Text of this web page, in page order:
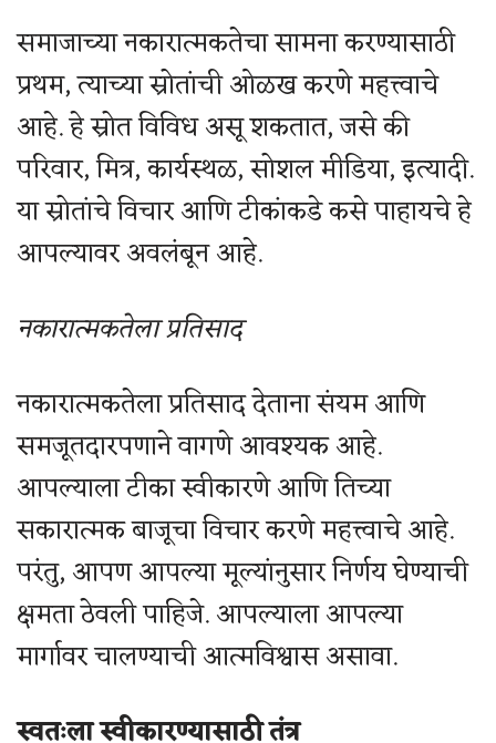
समाजाच्या नकारात्मकतेचा सामना करण्यासाठी
प्रथम, त्याच्या स्रोतांची ओळख करणे महत्त्वाचे
आहे. हे स्रोत विविध असू शकतात, जसे की
परिवार, मित्र, कार्यस्थळ, सोशल मीडिया, इत्यादी.
या स्रोतांचे विचार आणि टीकांकडे कसे पाहायचे हे
आपल्यावर अवलंबून आहे.
नकारात्मकतेला प्रतिसाद
नकारात्मकतेला प्रतिसाद देताना संयम आणि
समजूतदारपणाने वागणे आवश्यक आहे.
आपल्याला टीका स्वीकारणे आणि तिच्या
सकारात्मक बाजूचा विचार करणे महत्त्वाचे आहे.
परंतु, आपण आपल्या मूल्यांनुसार निर्णय घेण्याची
क्षमता ठेवली पाहिजे. आपल्याला आपल्या
मार्गावर चालण्याची आत्मविश्वास असावा.
स्वतःला स्वीकारण्यासाठी तंत्र